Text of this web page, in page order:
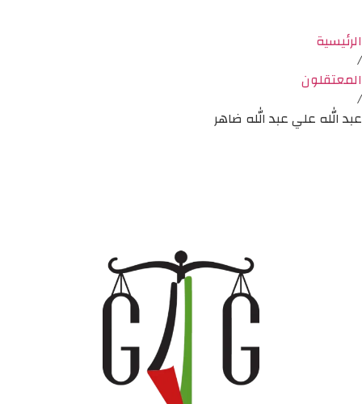
الرئيسية
/
المعتقلون
/
عبد الله علي عبد الله ضاهر